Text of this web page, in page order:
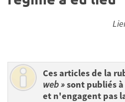
Ces articles de la
web »sont publiés
et n'engagent pas